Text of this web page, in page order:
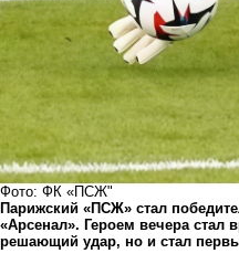
Фото: ФК «ПСЖ"
Парижский «ПСЖ» стал
«Арсенал». Героем вечера стал
решающий удар, но и стал